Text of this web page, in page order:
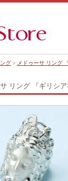
グ > メドゥーサ リング
リング 『ギリシ